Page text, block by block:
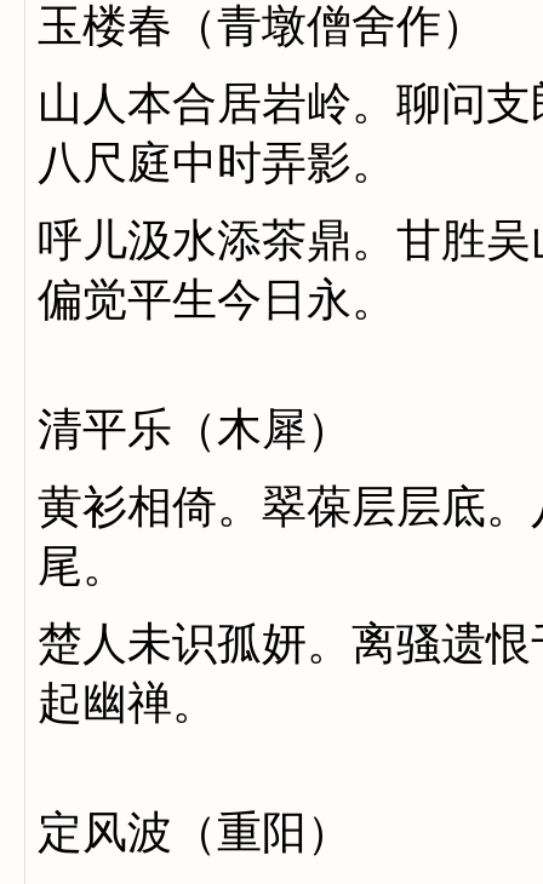
玉楼春（青墩僧舍作）
山人本合居岩岭。聊问
八尺庭中时弄影。
呼儿汲水添茶鼎。甘胜
偏觉平生今日永。
清平乐（木犀）
黄衫相倚。翠葆层层底
尾。
楚人未识孤妍。离骚遗
起幽禅。
定风波（重阳）